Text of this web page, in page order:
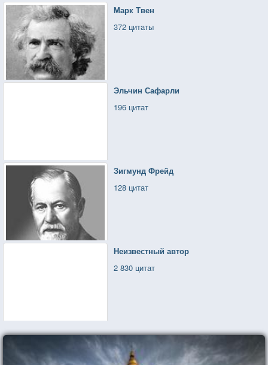
Рубил,
Рубил,
Рубил,
Рубил...
В апреле клён был полон силы,
Ему уж шёл десятый год.
Был предан солнцу беззаветно,
Тянулся ветвями к нему.
И почки, наполняясь жизнью,
Встречали чудную весну.
Вот так бывает в нашей жизни.
И след печальный, след жестокий
Марк Твен
372 цитаты
Эльчин Сафарли
196 цитат
Зигмунд Фрейд
128 цитат
Неизвестный автор
2 830 цитат